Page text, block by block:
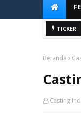
TICKER
Beranda
Casting